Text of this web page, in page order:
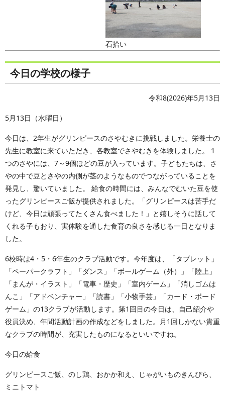
石拾い
今日の学校の様子
令和8(2026)年5月13日
5月13日（水曜日）
今日は、2年生がグリンピースのさやむきに挑戦しました。栄養士の
先生に教室に来ていただき、各教室でさやむきを体験しました。 1
つのさやには、7～9個ほどの豆が入っています。子どもたちは、さ
やの中で豆とさやの内側が茎のようなものでつながっていることを
発見し、驚いていました。 給食の時間には、みんなでむいた豆を使
ったグリンピースご飯が提供されました。「グリンピースは苦手だ
けど、今日は頑張ってたくさん食べました！」と嬉しそうに話して
くれる子もおり、実体験を通した食育の良さを感じる一日となりま
した。
6校時は4・5・6年生のクラブ活動です。今年度は、「タブレット」
「ペーパークラフト」「ダンス」「ボールゲーム（外）」「陸上」
「まんが・イラスト」「電車・歴史」「室内ゲーム」「消しゴムは
んこ」「アドベンチャー」「読書」「小物手芸」「カード・ボード
ゲーム」の13クラブが活動します。第1回目の今日は、自己紹介や
役員決め、年間活動計画の作成などをしました。月1回しかない貴重
なクラブの時間が、充実したものになるといいですね。
今日の給食
グリンピースご飯、のし鶏、おかか和え、じゃがいものきんぴら、
ミニトマト